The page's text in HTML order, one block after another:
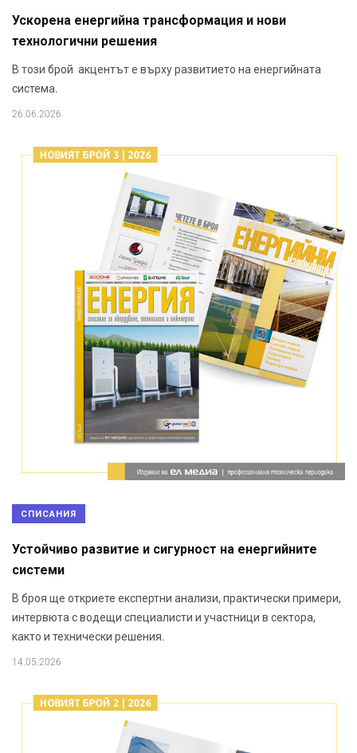
Ускорена енергийна трансформация и нови
технологични решения
В този брой акцентът е върху развитието на енергийната
система.
26.06.2026
СПИСАНИЯ
Устойчиво развитие и сигурност на енергийните
системи
В броя ще откриете експертни анализи, практически примери,
интервюта с водещи специалисти и участници в сектора,
както и технически решения.
14.05.2026